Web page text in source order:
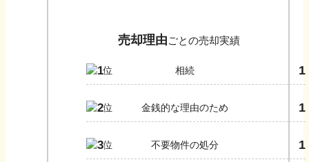
売却理由ごとの売却実績
1 相続 1
2 金銭的な理由のため 1
3 不要物件の処分 1